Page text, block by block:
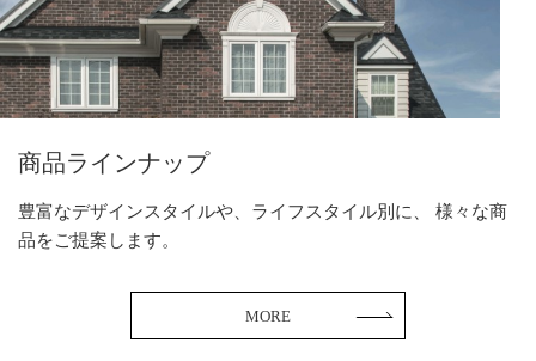
商品ラインナップ
豊富なデザインスタイルや、ライフスタイル別に、
様々な商
品をご提案します。
MORE